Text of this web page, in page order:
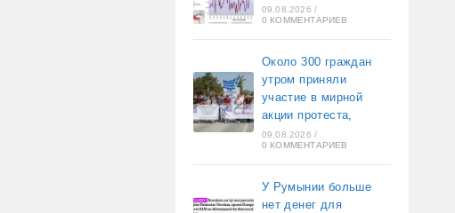
09.08.2026 /
0 КОММЕНТАРИЕВ
Около 300 граждан
утром приняли
участие в мирной
акции протеста,
09.08.2026 /
0 КОММЕНТАРИЕВ
У Румынии больше
нет денег для